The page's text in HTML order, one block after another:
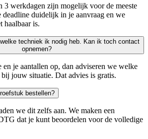
3 werkdagen zijn mogelijk voor de meeste
deadline duidelijk in je aanvraag en we
haalbaar is.
techniek ik nodig heb. Kan ik toch contact
opnemen?
je aantallen op, dan adviseren we welke
bij jouw situatie. Dat advies is gratis.
bestellen?
we dit zelfs aan. We maken een
dat je kunt beoordelen voor de volledige